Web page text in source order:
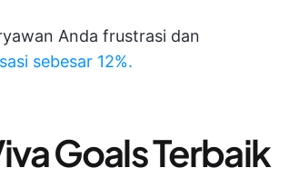
Anda frustrasi dan
sebesar 12%.
Goals Terbaik